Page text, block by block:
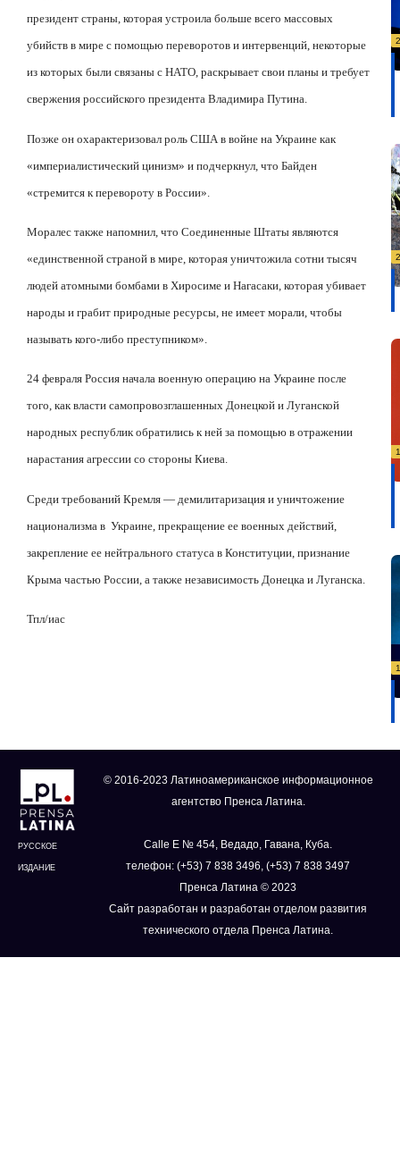
президент страны, которая устроила больше всего массовых
убийств в мире с помощью переворотов и интервенций, некоторые
из которых были связаны с НАТО, раскрывает свои планы и требует
свержения российского президента Владимира Путина.
Позже он охарактеризовал роль США в войне на Украине как
«империалистический цинизм» и подчеркнул, что Байден
«стремится к перевороту в России».
Моралес также напомнил, что Соединенные Штаты являются
«единственной страной в мире, которая уничтожила сотни тысяч
людей атомными бомбами в Хиросиме и Нагасаки, которая убивает
народы и грабит природные ресурсы, не имеет морали, чтобы
называть кого-либо преступником».
24 февраля Россия начала военную операцию на Украине после
того, как власти самопровозглашенных Донецкой и Луганской
народных республик обратились к ней за помощью в отражении
нарастания агрессии со стороны Киева.
Среди требований Кремля — демилитаризация и уничтожение
национализма в Украине, прекращение ее военных действий,
закрепление ее нейтрального статуса в Конституции, признание
Крыма частью России, а также независимость Донецка и Луганска.
Тпл/иас
РУССКОЕ
ИЗДАНИЕ
© 2016-2023 Латиноамериканское информационное
агентство Пренса Латина.
Calle E № 454, Ведадо, Гавана, Куба.
телефон: (+53) 7 838 3496, (+53) 7 838 3497
Пренса Латина © 2023
Сайт разработан и разработан отделом развития
технического отдела Пренса Латина.